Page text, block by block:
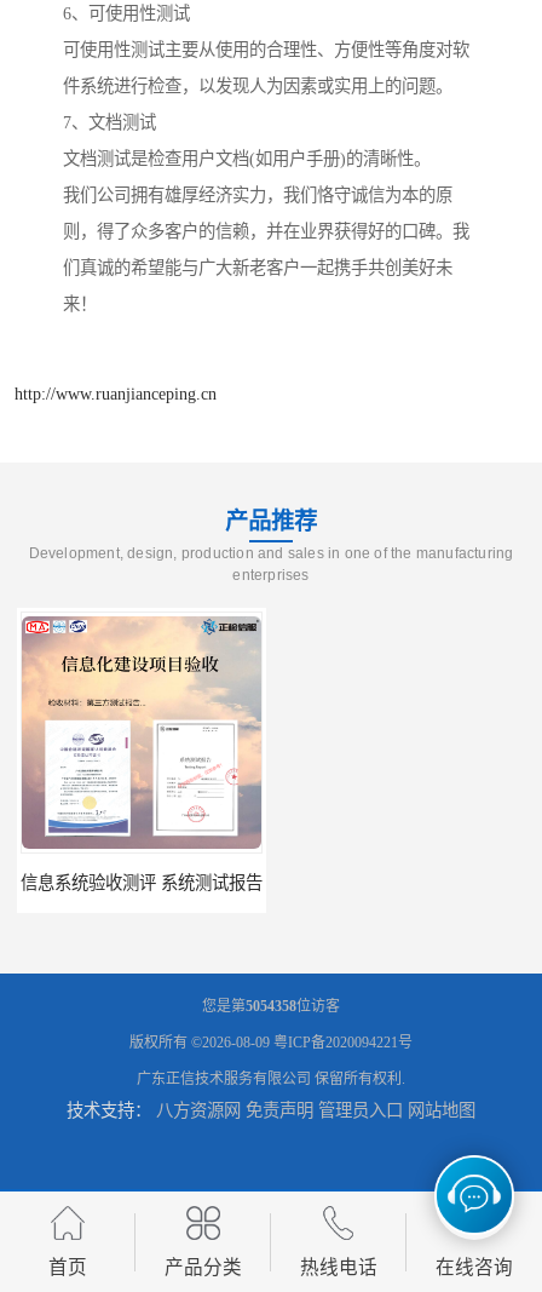
6、可使用性测试
可使用性测试主要从使用的合理性、方便性等角度对软
件系统进行检查，以发现人为因素或实用上的问题。
7、文档测试
文档测试是检查用户文档(如用户手册)的清晰性。
我们公司拥有雄厚经济实力，我们恪守诚信为本的原
则，得了众多客户的信赖，并在业界获得好的口碑。我
们真诚的希望能与广大新老客户一起携手共创美好未
来！
http://www.ruanjianceping.cn
产品推荐
Development, design, production and sales in one of the manufacturing
enterprises
信息系统验收测评 系统测试报告
软件系统验收测试？软件验收测评的标准及政策依据？软件验收测评服务内容？ 软件确认测试 确认测试报告
您是第5054358位访客
版权所有 ©2026-08-09 粤ICP备2020094221号
广东正信技术服务有限公司 保留所有权利.
技术支持： 八方资源网 免责声明 管理员入口 网站地图
首页 产品分类 热线电话 在线咨询